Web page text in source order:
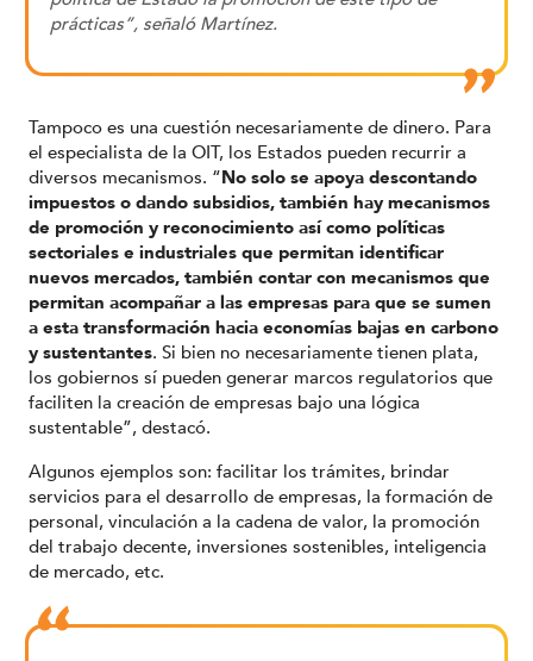
prácticas”, señaló Martínez.
Tampoco es una cuestión necesariamente de dinero. Para
el especialista de la OIT, los Estados pueden recurrir a
diversos mecanismos. “No solo se apoya descontando
impuestos o dando subsidios, también hay mecanismos
de promoción y reconocimiento así como políticas
sectoriales e industriales que permitan identificar
nuevos mercados, también contar con mecanismos que
permitan acompañar a las empresas para que se sumen
a esta transformación hacia economías bajas en carbono
y sustentantes. Si bien no necesariamente tienen plata,
los gobiernos sí pueden generar marcos regulatorios que
faciliten la creación de empresas bajo una lógica
sustentable”, destacó.
Algunos ejemplos son: facilitar los trámites, brindar
servicios para el desarrollo de empresas, la formación de
personal, vinculación a la cadena de valor, la promoción
del trabajo decente, inversiones sostenibles, inteligencia
de mercado, etc.